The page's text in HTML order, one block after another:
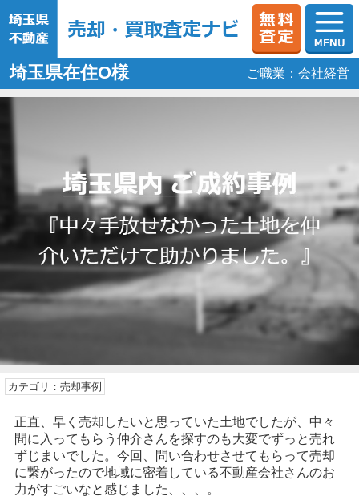
埼玉県在住O様 ご職業：会社経営
カテゴリ：売却事例
正直、早く売却したいと思っていた土地でしたが、中々
間に入ってもらう仲介さんを探すのも大変でずっと売れ
ずじまいでした。今回、問い合わせさせてもらって売却
に繋がったので地域に密着している不動産会社さんのお
力がすごいなと感じました、、、。